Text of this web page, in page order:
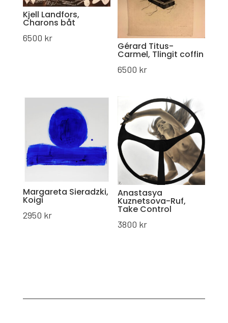
Kjell Landfors,
Charons båt
6500 kr
Gérard Titus-
Carmel, Tlingit coffin
6500 kr
Margareta Sieradzki,
Koigi
2950 kr
Anastasya
Kuznetsova-Ruf,
Take Control
3800 kr